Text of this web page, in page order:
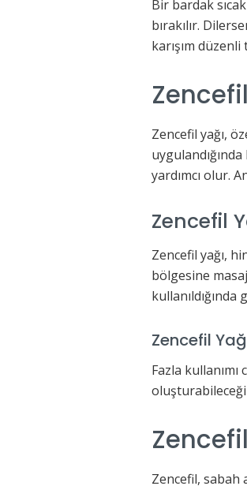
Bir bardak
bırakılır.
karışım
Zencefil yağı,
yardımcı olur.
Zencefil
Zencefil yağı,
bölgesine
Zencefil
Fazla
Zencefil, sabah